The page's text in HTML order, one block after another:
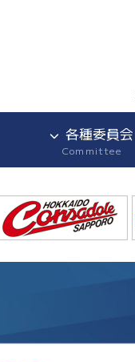
各種委員会
Committee